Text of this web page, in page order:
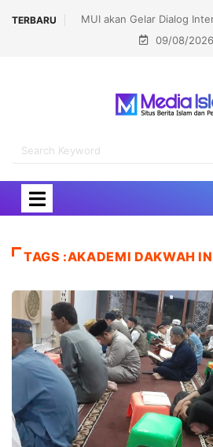
TERBARU
MUI akan Gelar Dialog
Pembakaran
09/08/2026
TAGS :AKADEMI DAKWAH